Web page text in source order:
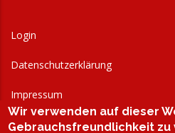
Login
Datenschutzerklärung
Impressum
AGB
Wir verwenden auf dieser
Gebrauchsfreundlichkeit zu